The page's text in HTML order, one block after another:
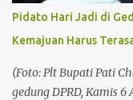
Pati Desak Pemkab
Kombes Pol Sigit,
dalam menyampaikan
edukatif kepada
kami ingin
Pidato Hari Jadi di
Kemajuan Harus
(Foto: Plt Bupati Pati
gedung DPRD, Kamis